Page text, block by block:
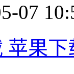
07
苹果下